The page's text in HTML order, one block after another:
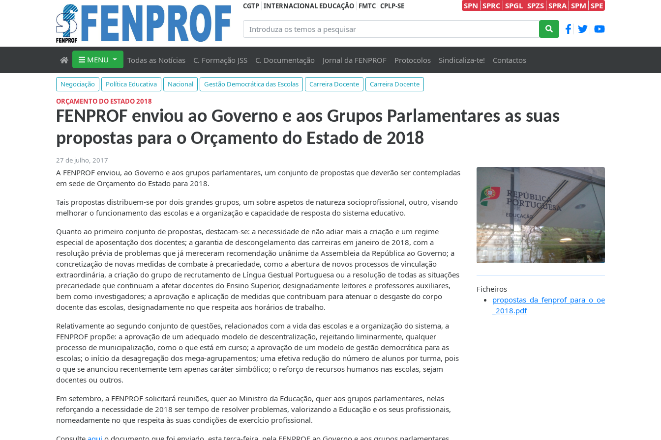
CGTP INTERNACIONAL EDUCAÇÃO FMTC CPLP-SE SPN SPRC SPGL SPZS SPRA SPM SPE
MENU Todas as Notícias C. Formação JSS C. Documentação Jornal da FENPROF Protocolos Sindicaliza-te! Contactos
Negociação Política Educativa Nacional Gestão Democrática das Escolas Carreira Docente
Carreira Docente
ORÇAMENTO DO ESTADO 2018
FENPROF enviou ao Governo e aos Grupos Parlamentares as suas
propostas para o Orçamento do Estado de 2018
27 de julho, 2017
A FENPROF enviou, ao Governo e aos grupos parlamentares, um conjunto de propostas que deverão ser contempladas
em sede de Orçamento do Estado para 2018.
Tais propostas distribuem-se por dois grandes grupos, um sobre aspetos de natureza socioprofissional, outro, visando
melhorar o funcionamento das escolas e a organização e capacidade de resposta do sistema educativo.
Quanto ao primeiro conjunto de propostas, destacam-se: a necessidade de não adiar mais a criação e um regime
especial de aposentação dos docentes; a garantia de descongelamento das carreiras em janeiro de 2018, com a
resolução prévia de problemas que já mereceram recomendação unânime da Assembleia da República ao Governo; a
concretização de novas medidas de combate à precariedade, como a abertura de novos processos de vinculação
extraordinária, a criação do grupo de recrutamento de Língua Gestual Portuguesa ou a resolução de todas as situações
precariedade que continuam a afetar docentes do Ensino Superior, designadamente leitores e professores auxiliares,
bem como investigadores; a aprovação e aplicação de medidas que contribuam para atenuar o desgaste do corpo
docente das escolas, designadamente no que respeita aos horários de trabalho.
Relativamente ao segundo conjunto de questões, relacionados com a vida das escolas e a organização do sistema, a
FENPROF propõe: a aprovação de um adequado modelo de descentralização, rejeitando liminarmente, qualquer
processo de municipalização, como o que está em curso; a aprovação de um modelo de gestão democrática para as
escolas; o início da desagregação dos mega-agrupamentos; uma efetiva redução do número de alunos por turma, pois
o que se anunciou recentemente tem apenas caráter simbólico; o reforço de recursos humanos nas escolas, sejam
docentes ou outros.
Em setembro, a FENPROF solicitará reuniões, quer ao Ministro da Educação, quer aos grupos parlamentares, nelas
reforçando a necessidade de 2018 ser tempo de resolver problemas, valorizando a Educação e os seus profissionais,
nomeadamente no que respeita às suas condições de exercício profissional.
Ficheiros
propostas_da_fenprof_para_o_oe
_2018.pdf